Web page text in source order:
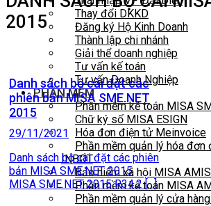
Thay đổi DKKD
Đăng ký Hộ Kinh Doanh
Thành lập chi nhánh
Giải thể doanh nghiệp
Tư vấn kế toán
Tư vấn Doanh Nghiệp
PHẦN MỀM
Phần mềm kế toán MISA
Chữ ký số MISA ESIGN
Hóa đơn điện tử Meinvoice
Phần mềm quản lý hóa đơn
INBOT
Bảo hiểm xã hội MISA AMIS
Phần mềm kế toán MISA
Phần mềm quản lý cửa
2015
Danh sách bộ cài đặt các
phiên bản MISA SME.NET
2015
29/11/2021
Danh sách bộ cài đặt các phiên
bản MISA SME.NET 2015
MISA SME.NET 2015 R34.2 [...]